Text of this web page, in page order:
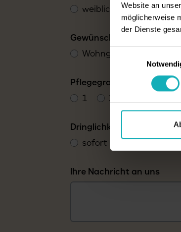
Website an
möglicherweise
der Dienste
Einwilligungsauswahl
weiblich
männlich
Gewünschter Zimmertyp
Wohngemeinschaft
Pflegegrad
1
2
Dringlichkeit
sofort
bis 4
Ihre Nachricht an uns